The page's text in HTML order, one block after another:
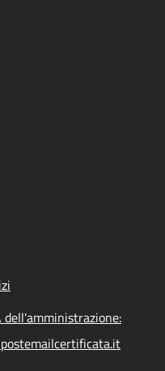
dell'amministrazione: